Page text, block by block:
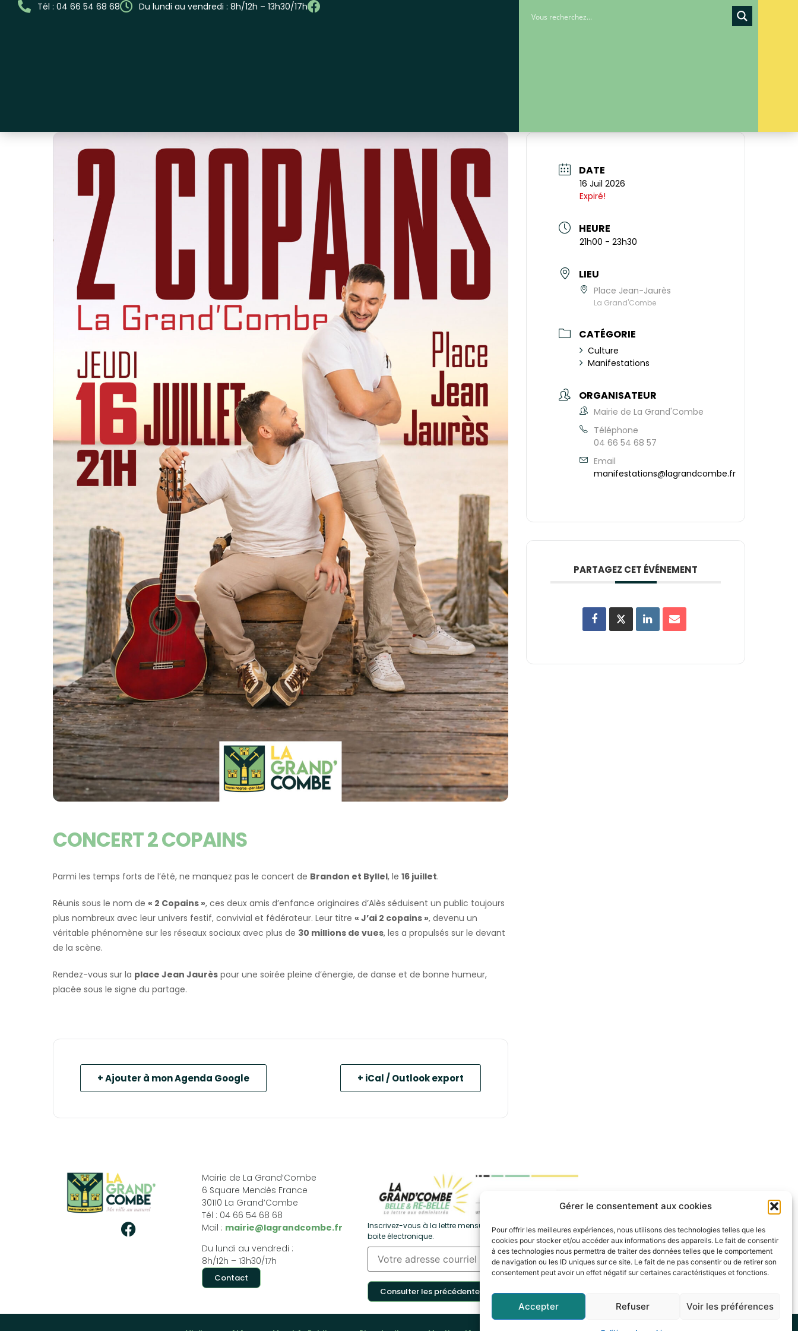
Gérer le consentement aux cookies
Pour offrir les meilleures expériences, nous utilisons des technologies telles que les
cookies pour stocker et/ou accéder aux informations des appareils. Le fait de consentir
à ces technologies nous permettra de traiter des données telles que le comportement
de navigation ou les ID uniques sur ce site. Le fait de ne pas consentir ou de retirer son
consentement peut avoir un effet négatif sur certaines caractéristiques et fonctions.
Accepter Refuser Voir les préférences
Tél : 04 66 54 68 68 Du lundi au vendredi : 8h/12h – 13h30/17h
CONCERT 2 COPAINS
Parmi les temps forts de l’été, ne manquez pas le concert de Brandon et Byllel, le 16 juillet.
Réunis sous le nom de « 2 Copains », ces deux amis d’enfance originaires d’Alès séduisent un public toujours
plus nombreux avec leur univers festif, convivial et fédérateur. Leur titre « J’ai 2 copains », devenu un
véritable phénomène sur les réseaux sociaux avec plus de 30 millions de vues, les a propulsés sur le devant
de la scène.
Rendez-vous sur la place Jean Jaurès pour une soirée pleine d’énergie, de danse et de bonne humeur,
placée sous le signe du partage.
+ Ajouter à mon Agenda Google + iCal / Outlook export
DATE
16 Juil 2026
Expiré!
HEURE
21h00 - 23h30
LIEU
Place Jean-Jaurès
La Grand'Combe
CATÉGORIE
Culture
Manifestations
ORGANISATEUR
Mairie de La Grand'Combe
Téléphone
04 66 54 68 57
Email
manifestations@lagrandcombe.fr
PARTAGEZ CET ÉVÉNEMENT
Mairie de La Grand’Combe
6 Square Mendès France
30110 La Grand’Combe
Tél : 04 66 54 68 68
Mail : mairie@lagrandcombe.fr
Du lundi au vendredi :
8h/12h – 13h30/17h
Contact
Inscrivez-vous à la lettre mensuelle et recevez les informations de la ville dans votre
boite électronique.
Consulter les précédentes